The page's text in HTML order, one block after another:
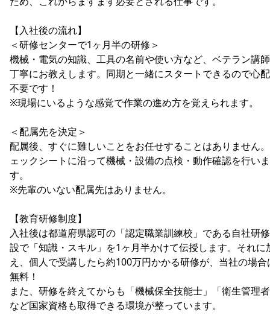
【入社後の流れ】
＜研修センターで1ヶ月半の研修＞
機械・電気の知識、工具の名前や使い方など、ベテラン講
丁寧にお教えします。同期と一緒にスタートできるので心
不要です！
※現場にいるような感覚で作業の進め方を覚えられます。
＜配属先を決定＞
配属後、すぐに難しいことをお任せすることはありません
ェックシートに沿って機械・設備の点検・動作確認を行いま
す。
※先輩のいない配属先はありません。
【教育研修制度】
入社後は都道府県認可の「認定職業訓練校」である自社研
設で「知識・スキル」を1ヶ月半かけて伝授します。それに
え、個人で受講したら約100万円かかる研修が、当社の場合
無料！
また、研修を終えてからも「機械保全技能士」「衛生管理
など国家資格も取得できる環境が整っています。